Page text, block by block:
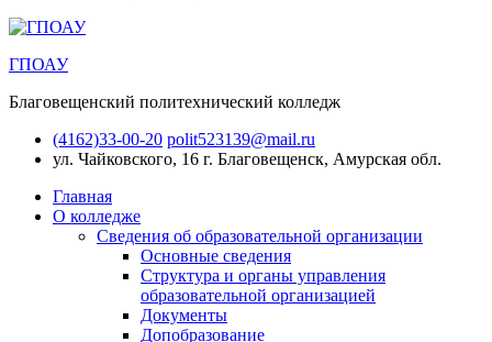
ГПОАУ
Благовещенский политехнический колледж
(4162)33-00-20 polit523139@mail.ru
ул. Чайковского, 16 г. Благовещенск, Амурская обл.
Главная
О колледже
Сведения об образовательной организации
Основные сведения
Структура и органы управления
образовательной организацией
Документы
Допобразование